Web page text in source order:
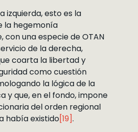
izquierda, esto es la
la hegemonía
con una especie de OTAN
de la derecha,
coarta la libertad y
como cuestión
la lógica de la
y que, en el fondo, impone
del orden regional
había existido[19].